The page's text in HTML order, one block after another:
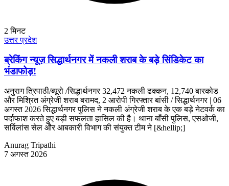
2 मिनट
उत्तर प्रदेश
ब्रेकिंग न्यूज़ सिद्धार्थनगर में नकली शराब के बड़े सिंडिकेट का
भंडाफोड़!
अनुराग त्रिपाठी/ब्यूरो /सिद्धार्थनगर 32,472 नकली ढक्कन, 12,740 बारकोड
और मिश्रित अंग्रेजी शराब बरामद, 2 आरोपी गिरफ्तार बांसी / सिद्धार्थनगर | 06
अगस्त 2026 सिद्धार्थनगर पुलिस ने नकली अंग्रेजी शराब के एक बड़े नेटवर्क का
पर्दाफाश करते हुए बड़ी सफलता हासिल की है। थाना बाँसी पुलिस, एसओजी,
सर्विलांस सेल और आबकारी विभाग की संयुक्त टीम ने [&hellip;]
Anurag Tripathi
7 अगस्त 2026